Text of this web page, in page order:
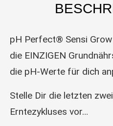
pH Perfect® Sensi
die EINZIGEN
die pH-Werte für dich
Stelle Dir die letzten
Erntezykluses vor…